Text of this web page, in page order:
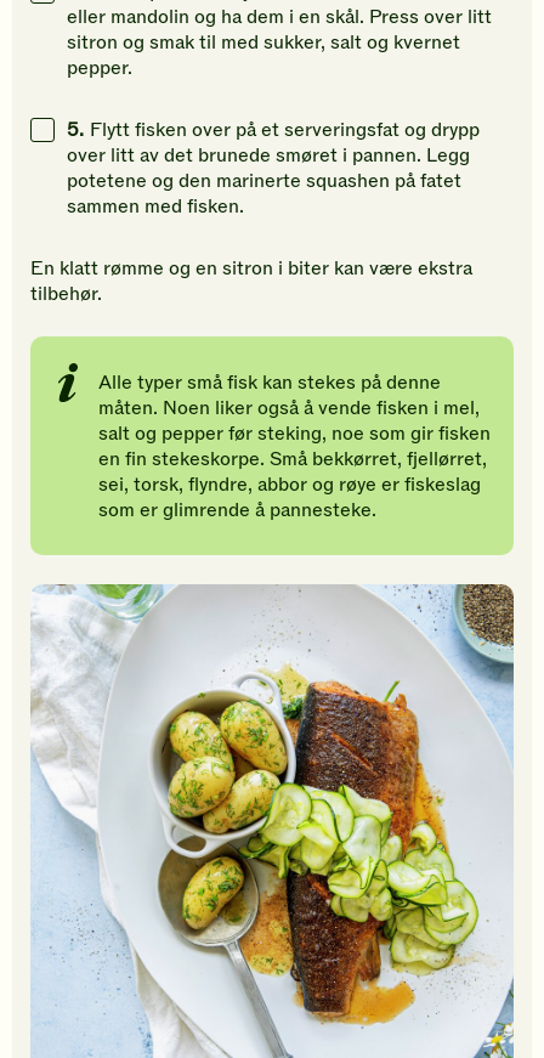
eller mandolin og ha dem i en skål. Press over litt
sitron og smak til med sukker, salt og kvernet
pepper.
5. Flytt fisken over på et serveringsfat og drypp
over litt av det brunede smøret i pannen. Legg
potetene og den marinerte squashen på fatet
sammen med fisken.
En klatt rømme og en sitron i biter kan være ekstra
tilbehør.
Alle typer små fisk kan stekes på denne
måten. Noen liker også å vende fisken i mel,
salt og pepper før steking, noe som gir fisken
en fin stekeskorpe. Små bekkørret, fjellørret,
sei, torsk, flyndre, abbor og røye er fiskeslag
som er glimrende å pannesteke.